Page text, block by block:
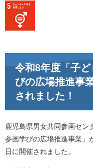
令和8年度「子
びの広場推進事
されました！
鹿児島県男女共同参画セン
参画学びの広場推進事業」
日に開催されました。